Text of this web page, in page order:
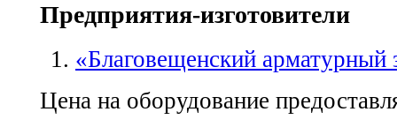
Предприятия-изготовители
«Благовещенский
Цена на оборудование